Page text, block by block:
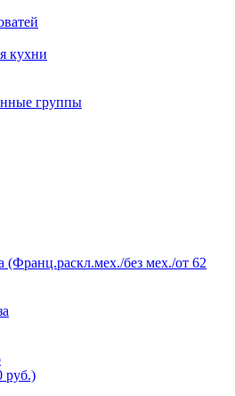
кухни
группы
без мех./от 62
руб.)